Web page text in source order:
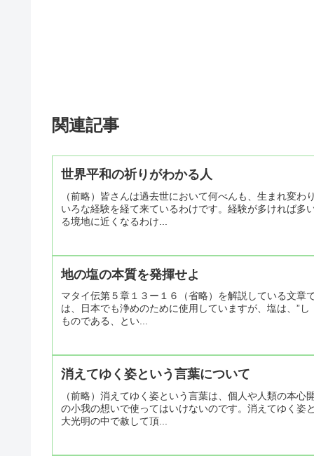
関連記事
世界平和の祈りがわかる人
（前略）皆さんは過去世において何べんも、生まれ変
いろな経験を経て来ているわけです。経験が多ければ
る境地に近くなるわけ...
地の塩の本質を発揮せよ
マタイ伝第５章１３ー１６（省略）を解説している文
は、日本でも浄めのために使用していますが、塩は、”
ものである、とい...
消えてゆく姿という言葉について
（前略）消えてゆく姿という言葉は、個人や人類の本
の小我の想いで使ってはいけないのです。消えてゆく姿
大光明の中で赦して頂...